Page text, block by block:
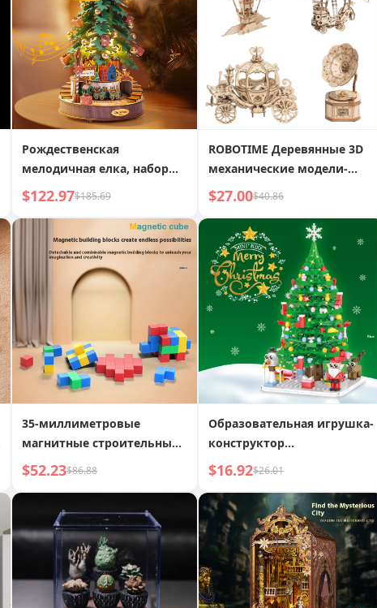
обучающие пособия
Рождественская
мелодичная елка, набор
для самостоятельной
сборки
$122.97$185.69
ROBOTIME Деревянные 3D
механические модели-
конструкторы - Тыквенная
карета, Воздушный шар,
Дирижабль, Граммофон
$27.00$40.86
35-миллиметровые
магнитные строительные
блоки, волшебный куб,
магнитные квадраты,
детская развивающая
игрушка
$52.23$86.88
Образовательная игрушка-
конструктор
Рождественская елка:
Обратный отсчет
$16.92$26.01